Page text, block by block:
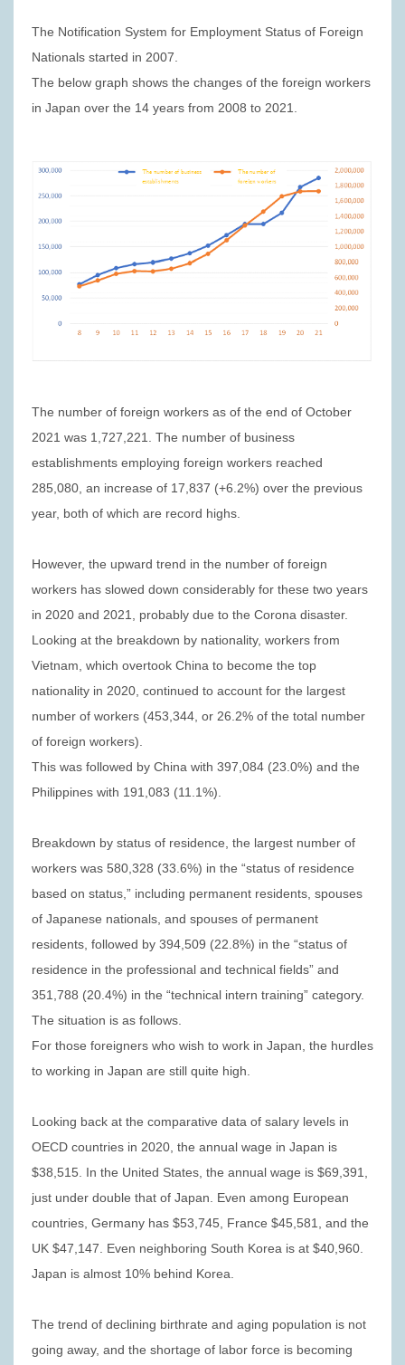
The Notification System for Employment Status of Foreign
Nationals started in 2007.
The below graph shows the changes of the foreign workers
in Japan over the 14 years from 2008 to 2021.
The number of foreign workers as of the end of October
2021 was 1,727,221. The number of business
establishments employing foreign workers reached
285,080, an increase of 17,837 (+6.2%) over the previous
year, both of which are record highs.
However, the upward trend in the number of foreign
workers has slowed down considerably for these two years
in 2020 and 2021, probably due to the Corona disaster.
Looking at the breakdown by nationality, workers from
Vietnam, which overtook China to become the top
nationality in 2020, continued to account for the largest
number of workers (453,344, or 26.2% of the total number
of foreign workers).
This was followed by China with 397,084 (23.0%) and the
Philippines with 191,083 (11.1%).
Breakdown by status of residence, the largest number of
workers was 580,328 (33.6%) in the “status of residence
based on status,” including permanent residents, spouses
of Japanese nationals, and spouses of permanent
residents, followed by 394,509 (22.8%) in the “status of
residence in the professional and technical fields” and
351,788 (20.4%) in the “technical intern training” category.
The situation is as follows.
For those foreigners who wish to work in Japan, the hurdles
to working in Japan are still quite high.
Looking back at the comparative data of salary levels in
OECD countries in 2020, the annual wage in Japan is
$38,515. In the United States, the annual wage is $69,391,
just under double that of Japan. Even among European
countries, Germany has $53,745, France $45,581, and the
UK $47,147. Even neighboring South Korea is at $40,960.
Japan is almost 10% behind Korea.
The trend of declining birthrate and aging population is not
going away, and the shortage of labor force is becoming